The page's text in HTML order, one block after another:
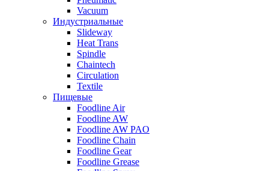
Vacuum
Индустриальные
Slideway
Heat Trans
Spindle
Chaintech
Circulation
Textile
Пищевые
Foodline Air
Foodline AW
Foodline AW PAO
Foodline Chain
Foodline Gear
Foodline Grease